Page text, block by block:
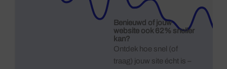
Benieuwd of jouw
website ook 62% sneller
kan?
Ontdek hoe snel (of
traag) jouw site écht is –